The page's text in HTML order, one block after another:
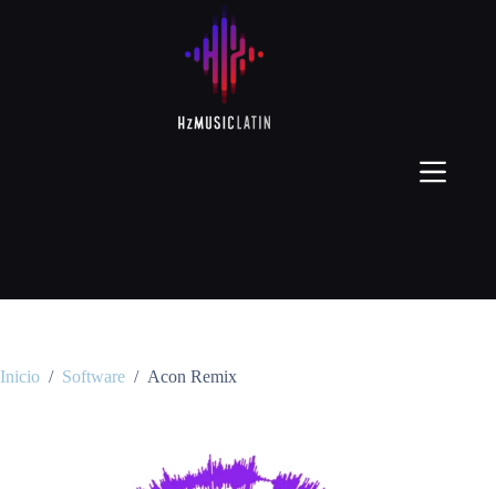
Inicio / Software / Acon Remix